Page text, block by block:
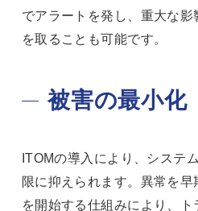
でアラートを発し、重大な
を取ることも可能です。
被害の最小化
ITOMの導入により、システ
限に抑えられます。異常を
を開始する仕組みにより、